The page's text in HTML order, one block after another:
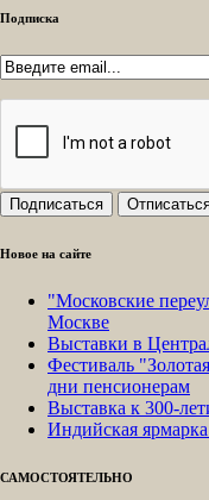
Подписка
Новое на сайте
"Московские
Москве
Выставки в
Фестиваль
дни пенсионерам
Выставка к 300-
Индийская
САМОСТОЯТЕЛЬНО